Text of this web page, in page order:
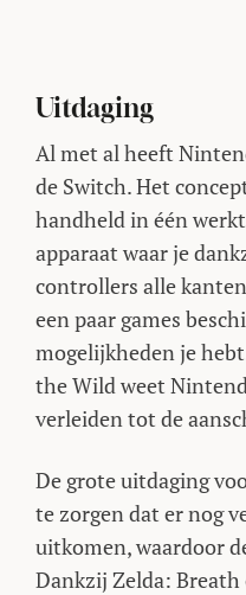
Uitdaging
Al met al heeft
de Switch. Het
handheld in één
apparaat waar je
controllers alle
een paar games
mogelijkheden je
the Wild weet
verleiden tot de
De grote uitdaging
te zorgen dat er nog
uitkomen, waardoor
Dankzij Zelda: